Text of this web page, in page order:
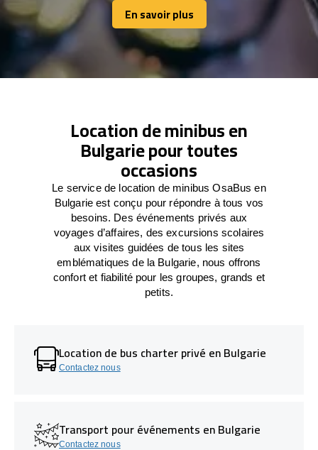
En savoir plus
En savoir plus
Location de minibus en
Bulgarie pour toutes
occasions
Le service de location de minibus OsaBus en
Bulgarie est conçu pour répondre à tous vos
besoins. Des événements privés aux
voyages d’affaires, des excursions scolaires
aux visites guidées de tous les sites
emblématiques de la Bulgarie, nous offrons
confort et fiabilité pour les groupes, grands et
petits.
Location de bus charter privé en Bulgarie
Contactez nous
Transport pour événements en Bulgarie
Contactez nous